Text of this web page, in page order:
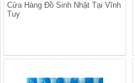
Cửa Hàng Đồ Sinh Nhật Tại Vĩnh
Tuy